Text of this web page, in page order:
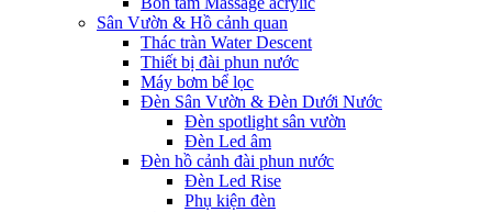
Sân Vườn & Hồ cảnh quan
Thác tràn Water Descent
Thiết bị đài phun nước
Máy bơm bể lọc
Đèn Sân Vườn & Đèn Dưới Nước
Đèn spotlight sân vườn
Đèn Led âm
Đèn hồ cảnh đài phun nước
Đèn Led Rise
Phụ kiện đèn